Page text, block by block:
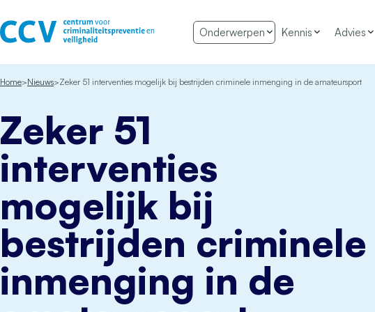
Onderwerpen Kennis Advies
Home Nieuws Zeker 51 interventies mogelijk bij bestrijden criminele inmenging in de amateursport
Zeker 51
interventies
mogelijk bij
bestrijden criminele
inmenging in de